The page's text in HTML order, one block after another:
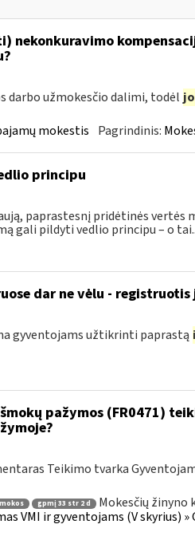
darbo užmokesčio dalimi, todėl
mokestis Pagrindinis:
principu
paprastesnį pridėtinės vertės
gali pildyti vedlio principu – o
dar ne vėlu -
gyventojams užtikrinti paprastą
pažymos (FR0471)
Teikimo tvarka
gpmį 33 str 2 d Mokesčių žinyno
VMI ir gyventojams (V skyrius)